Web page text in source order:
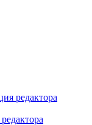
редактора